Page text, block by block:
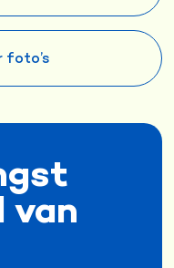
foto’s
van